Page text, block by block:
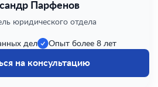
Парфенов
юридического отдела
дел Опыт более 8 лет
на консультацию